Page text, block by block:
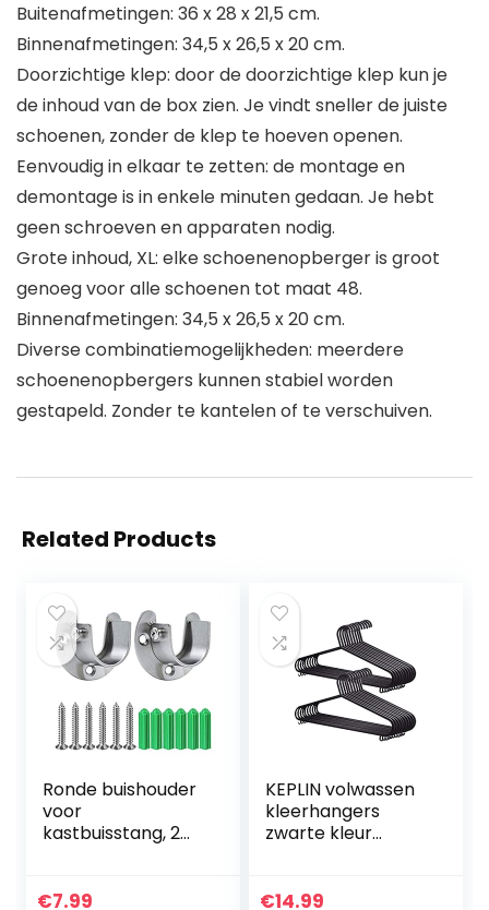
Buitenafmetingen: 36 x 28 x 21,5 cm.
Binnenafmetingen: 34,5 x 26,5 x 20 cm.
Doorzichtige klep: door de doorzichtige klep kun je
de inhoud van de box zien. Je vindt sneller de juiste
schoenen, zonder de klep te hoeven openen.
Eenvoudig in elkaar te zetten: de montage en
demontage is in enkele minuten gedaan. Je hebt
geen schroeven en apparaten nodig.
Grote inhoud, XL: elke schoenenopberger is groot
genoeg voor alle schoenen tot maat 48.
Binnenafmetingen: 34,5 x 26,5 x 20 cm.
Diverse combinatiemogelijkheden: meerdere
schoenenopbergers kunnen stabiel worden
gestapeld. Zonder te kantelen of te verschuiven.
Related Products
Ronde buishouder
voor
kastbuisstang, 2
spoorstangkop,
€7.99
KEPLIN volwassen
kleerhangers
zwarte kleur
broek stang en
€14.99